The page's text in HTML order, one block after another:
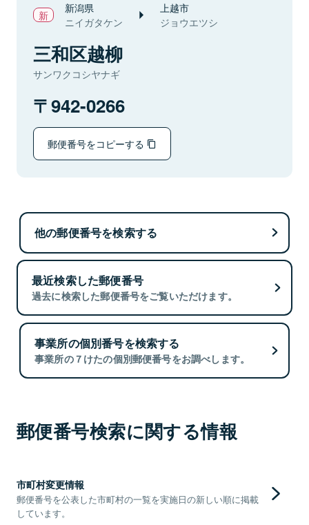
新潟県
ニイガタケン
上越市
ジョウエツシ
三和区越柳
サンワクコシヤナギ
942-0266
郵便番号をコピーする
他の郵便番号を検索する
最近検索した郵便番号
過去に検索した郵便番号をご覧いただけます。
事業所の個別番号を検索する
事業所の７けたの個別郵便番号をお調べします。
郵便番号検索に関する情報
市町村変更情報
郵便番号を公表した市町村の一覧を実施日の新しい順に掲載
しています。